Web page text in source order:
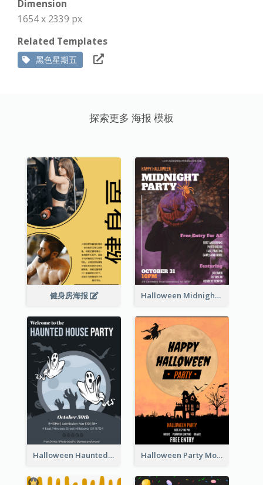
Dimension
1654 x 2339 px
Related Templates
黑色星期五
探索更多 海报 模板
健身房海报 Halloween Midnight Party Poster
Halloween Haunted House Party Poster Halloween Party Moon Photo Poster